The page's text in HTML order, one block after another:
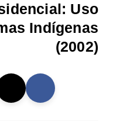
Uso
Indígenas
(2002)